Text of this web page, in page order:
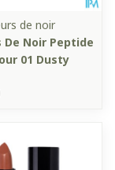
de noir
De Noir Peptide
01 Dusty